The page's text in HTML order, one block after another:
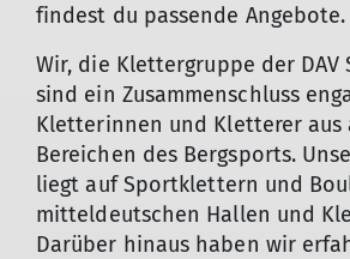
findest du passende Angebote.
Wir, die Klettergruppe der DAV
sind ein Zusammenschluss
Kletterinnen und Kletterer aus
Bereichen des Bergsports.
liegt auf Sportklettern und
mitteldeutschen Hallen und
Darüber hinaus haben wir